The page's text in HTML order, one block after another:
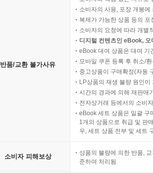
반품/교환 불가사유
소비자의 사용, 포장 개봉
복제가 가능한 상품 등의
소비자의 요청에 따라 개별
디지털 컨텐츠인 eBook,
eBook 대여 상품은 대여 기
모바일 쿠폰 등록 후 취소/
중고상품이 구매확정(자동
LP상품의 재생 불량 원인
시간의 경과에 의해 재판매
전자상거래 등에서의 소비
eBook 세트 상품은 일괄 구
1개의 상품으로 취급 및 판
우, 세트 상품 전부 및 세트
소비자 피해보상
상품의 불량에 의한 반품,
준하여 처리됨